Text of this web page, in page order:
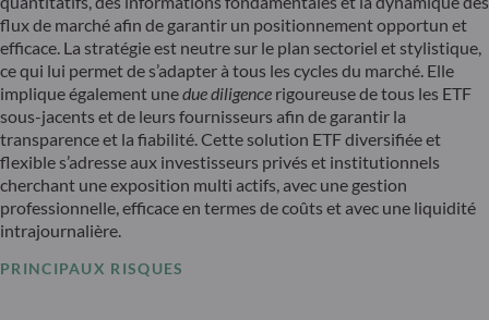
flux de marché afin de garantir un positionnement opportun et
efficace. La stratégie est neutre sur le plan sectoriel et stylistique,
ce qui lui permet de s’adapter à tous les cycles du marché. Elle
implique également unedue diligence rigoureuse de tous les ETF
sous-jacents et de leurs fournisseurs afin de garantir la
transparence et la fiabilité. Cette solution ETF diversifiée et
flexible s’adresse aux investisseurs privés et institutionnels
cherchant une exposition multi actifs, avec une gestion
professionnelle, efficace en termes de coûts et avec une liquidité
intrajournalière.
PRINCIPAUX RISQUES